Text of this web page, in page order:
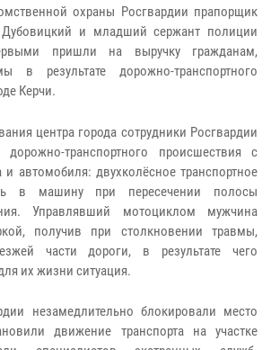
охраны Росгвардии прапорщик
и младший сержант полиции
пришли на выручку гражданам,
в результате дорожно-транспортного
Керчи.
центра города сотрудники Росгвардии
дорожно-транспортного происшествия с
автомобиля: двухколёсное транспортное
в машину при пересечении полосы
Управлявший мотоциклом мужчина
получив при столкновении травмы,
части дороги, в результате чего
их жизни ситуация.
незамедлительно блокировали место
движение транспорта на участке